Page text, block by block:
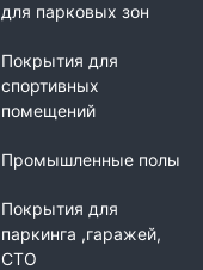
для парковых зон
Покрытия для
спортивных
помещений
Промышленные полы
Покрытия для
паркинга ,гаражей,
СТО